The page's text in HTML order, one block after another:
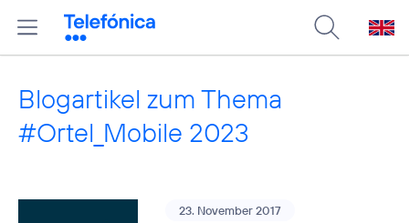
Blogartikel zum Thema
#Ortel_Mobile 2023
23. November 2017